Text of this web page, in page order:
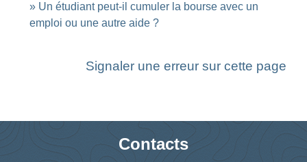
Un étudiant peut-il cumuler la bourse avec un
emploi ou une autre aide ?
Signaler une erreur sur cette page
Contacts